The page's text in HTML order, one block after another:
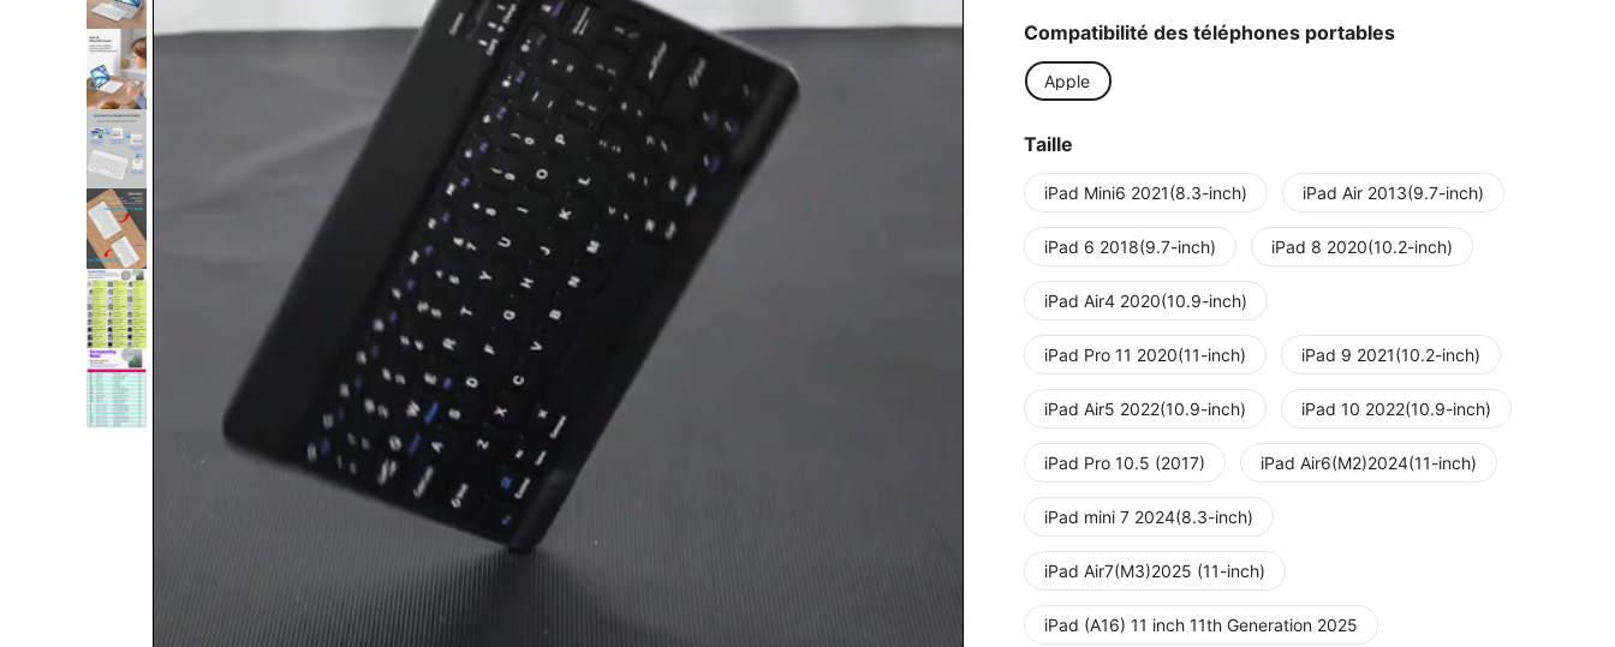
Compatibilité des téléphones portables
Apple
Taille
iPad Mini6 2021(8.3-inch) iPad Air 2013(9.7-inch)
iPad 6 2018(9.7-inch) iPad 8 2020(10.2-inch)
iPad Air4 2020(10.9-inch)
iPad Pro 11 2020(11-inch) iPad 9 2021(10.2-inch)
iPad Air5 2022(10.9-inch) iPad 10 2022(10.9-inch)
iPad Pro 10.5 (2017) iPad Air6(M2)2024(11-inch)
iPad mini 7 2024(8.3-inch)
iPad Air7(M3)2025 (11-inch)
iPad (A16) 11 inch 11th Generation 2025